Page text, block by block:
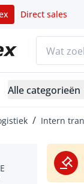
Direct sales
Alle categorieën
Intern